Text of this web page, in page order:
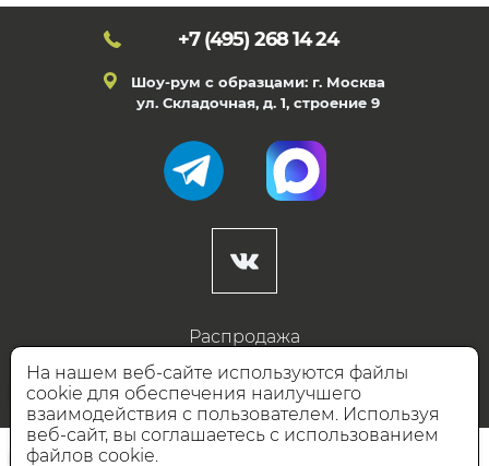
+7 (495) 268 14 24
Шоу-рум с образцами: г. Москва
ул. Складочная, д. 1, строение 9
Распродажа
Готовые дизайны
Дизайнерам
НАШИ ПАРТНЁРЫ
На нашем веб-сайте используются файлы
cookie для обеспечения наилучшего
взаимодействия с пользователем. Используя
веб-сайт, вы соглашаетесь с использованием
файлов cookie.